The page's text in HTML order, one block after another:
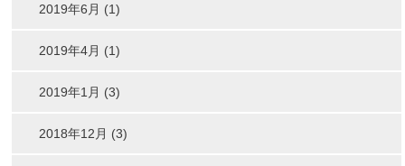
2019年6月 (1)
2019年4月 (1)
2019年1月 (3)
2018年12月 (3)